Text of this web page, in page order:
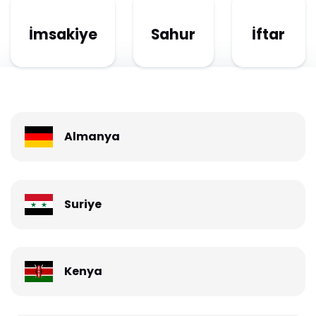
İmsakiye Sahur İftar
Almanya
Suriye
Kenya